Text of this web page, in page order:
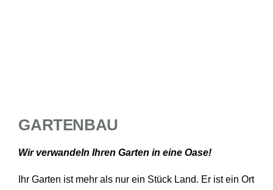
GARTENBAU
Wir verwandeln Ihren Garten in eine Oase!
Ihr Garten ist mehr als nur ein Stück Land. Er ist ein Ort